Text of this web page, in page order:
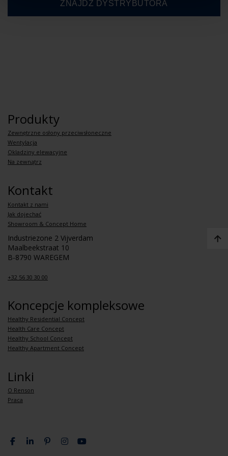
Produkty
Zewnętrzne osłony przeciwsłoneczne
Wentylacja
Okladziny elewacyjne
Na zewnątrz
Kontakt
Kontakt z nami
Jak dojechać
Showroom & Concept Home
Industriezone 2 Vijverdam
Maalbeekstraat 10
B-8790 WAREGEM
+32 56 30 30 00
Koncepcje kompleksowe
Healthy Residential Concept
Health Care Concept
Healthy School Concept
Healthy Apartment Concept
Linki
O Renson
Praca